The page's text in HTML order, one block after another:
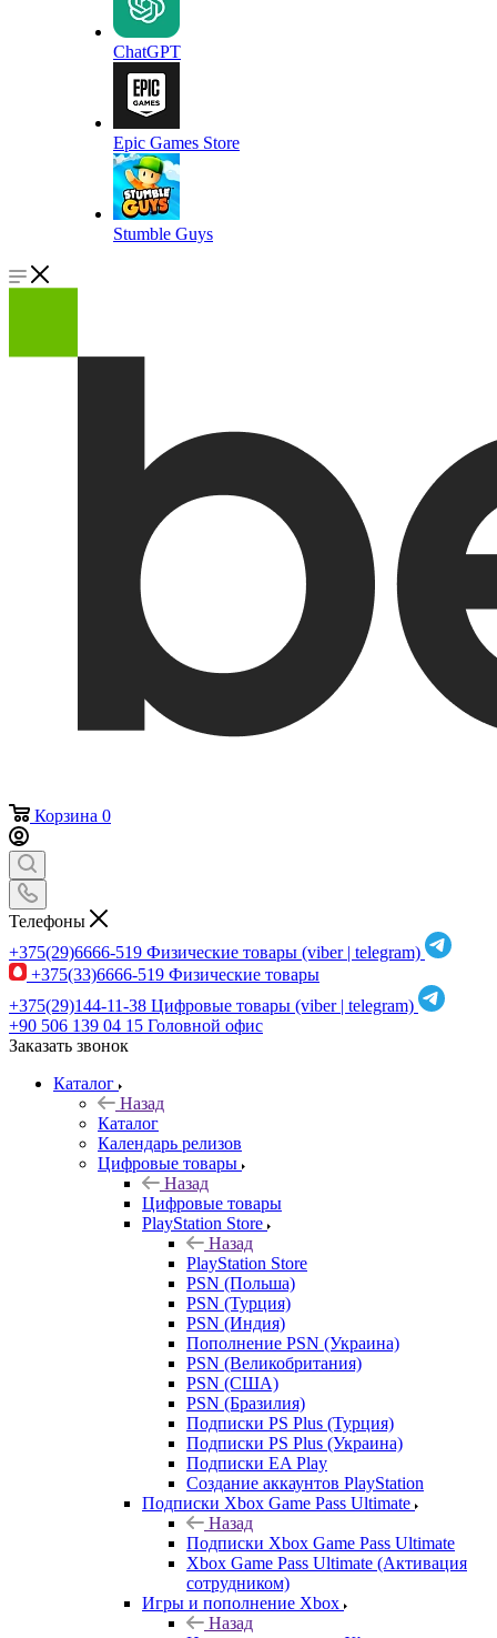
ChatGPT
Epic Games Store
Stumble Guys
Корзина 0
Телефоны
+375(29)6666-519 Физические товары (viber | telegram)
+375(33)6666-519 Физические товары
+375(29)144-11-38 Цифровые товары (viber | telegram)
+90 506 139 04 15 Головной офис
Заказать звонок
Каталог
Назад
Каталог
Календарь релизов
Цифровые товары
Назад
Цифровые товары
PlayStation Store
Назад
PlayStation Store
PSN (Польша)
PSN (Турция)
PSN (Индия)
Пополнение PSN (Украина)
PSN (Великобритания)
PSN (США)
PSN (Бразилия)
Подписки PS Plus (Турция)
Подписки PS Plus (Украина)
Подписки EA Play
Создание аккаунтов PlayStation
Подписки Xbox Game Pass Ultimate
Назад
Подписки Xbox Game Pass Ultimate
Xbox Game Pass Ultimate (Активация
сотрудником)
Игры и пополнение Xbox
Назад